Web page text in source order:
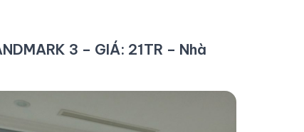
3 – GIÁ: 21TR – Nhà